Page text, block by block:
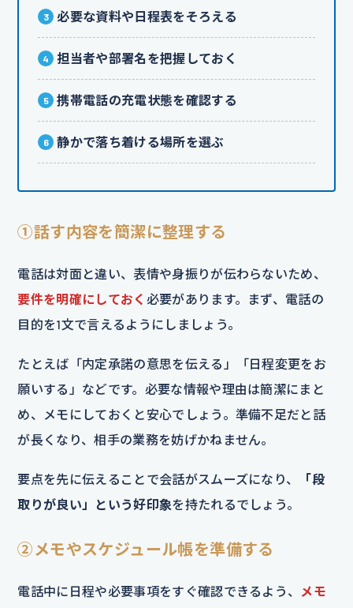
必要な資料や日程表をそろえる
担当者や部署名を把握しておく
携帯電話の充電状態を確認する
静かで落ち着ける場所を選ぶ
①話す内容を簡潔に整理する
電話は対面と違い、表情や身振りが伝わらないため、
要件を明確にしておく 必要があります。まず、電話の
目的を1文で言えるようにしましょう。
たとえば「内定承諾の意思を伝える」「日程変更をお
願いする」などです。必要な情報や理由は簡潔にまと
め、メモにしておくと安心でしょう。準備不足だと話
が長くなり、相手の業務を妨げかねません。
要点を先に伝えることで会話がスムーズになり、
「段
取りが良い」という好印象を持たれるでしょう。
②メモやスケジュール帳を準備する
電話中に日程や必要事項をすぐ確認できるよう、 メモ